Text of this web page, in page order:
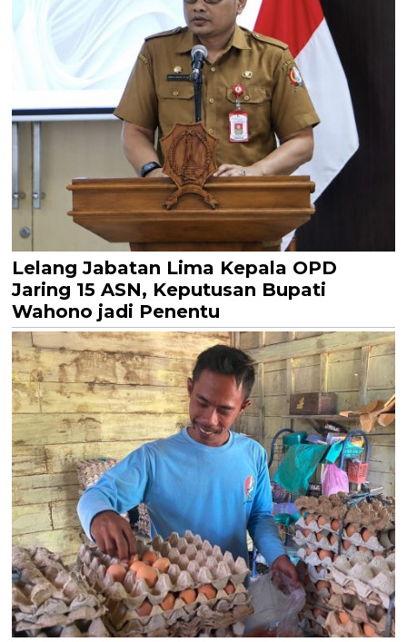
Lelang Jabatan Lima Kepala OPD
Jaring 15 ASN, Keputusan Bupati
Wahono jadi Penentu